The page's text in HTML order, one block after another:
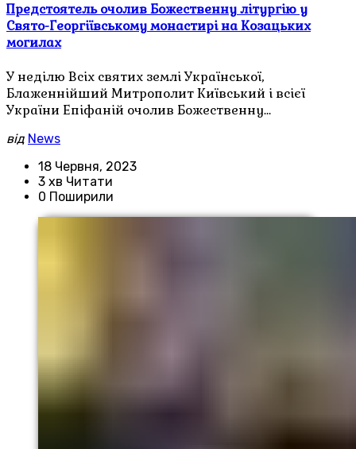
Предстоятель очолив Божественну літургію у
Свято-Георгіївському монастирі на Козацьких
могилах
У неділю Всіх святих землі Української,
Блаженнійший Митрополит Київський і всієї
України Епіфаній очолив Божественну…
від News
18 Червня, 2023
3 хв Читати
0 Поширили